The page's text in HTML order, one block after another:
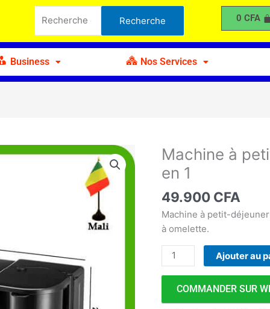
pour :
Recherche 0 CFA
Business Nos Services
Machine à
en 1
49.900 CFA
Machine à petit-
à omelette.
quantité
Machine
à
petit
Déjeuner
en
Ajouter au
COMMANDER SUR
Multifonction
3
en